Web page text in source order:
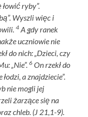
ryby”.
Wyszli więc i
4 A gdy ranek
uczniowie nie
do nich: „Dzieci, czy
„Nie”.6 On rzekł do
a znajdziecie”.
nie mogli jej
żarzące się na
chleb. (J 21,1-9).